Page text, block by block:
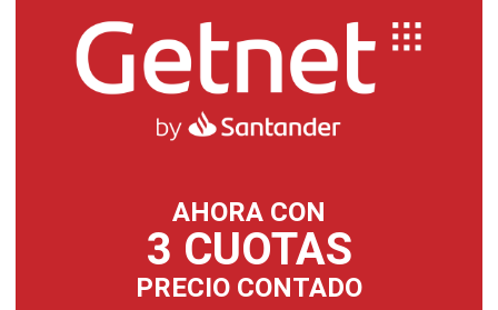
AHORA CON
3 CUOTAS
PRECIO CONTADO